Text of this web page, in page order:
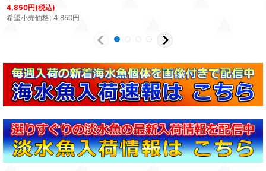
4,850円(税込)
希望小売価格: 4,850円